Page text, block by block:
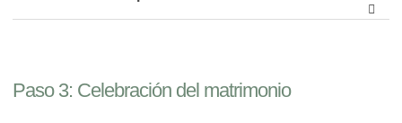
Paso 3: Celebración del matrimonio